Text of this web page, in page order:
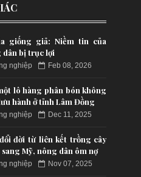
giống giả: Niềm tin của
dân bị trục lợi
nghiệp Feb 08, 2026
lô hàng phân bón không
hành ở tỉnh Lâm Đồng
nghiệp Dec 11, 2025
đời từ liên kết trồng cây
sang Mỹ, nông dân ôm nợ
nghiệp Nov 07, 2025